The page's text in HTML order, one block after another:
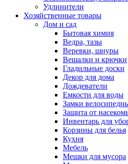
Удлинители
Хозяйственные товары
Дом и сад
Бытовая химия
Ведра, тазы
Веревки, шнуры
Вешалки и крючки
Гладильные доски
Декор для дома
Дождеватели
Емкости для воды
Замки
Защита от
Инвентарь для
Корзины для белья
Кухня
Мебель
Мешки для мусора